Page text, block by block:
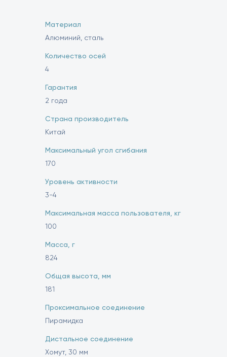
Материал
Алюминий, сталь
Количество осей
4
Гарантия
2 года
Страна производитель
Китай
Максимальный угол сгибания
170
Уровень активности
3-4
Максимальная масса пользователя, кг
100
Масса, г
824
Общая высота, мм
181
Проксимальное соединение
Пирамидка
Дистальное соединение
Хомут, 30 мм